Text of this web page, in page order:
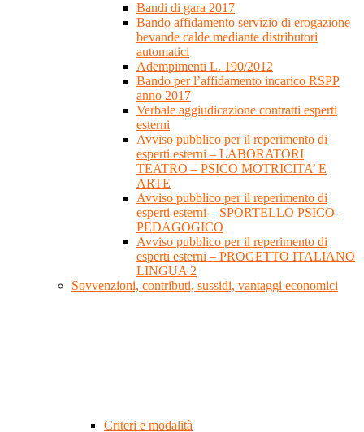
Bandi di gara 2017
Bando affidamento servizio di erogazione
bevande calde mediante distributori
automatici
Adempimenti L. 190/2012
Bando per l’affidamento incarico RSPP
anno 2017
Verbale aggiudicazione contratti esperti
esterni
Avviso pubblico per il reperimento di
esperti esterni – LABORATORI
TEATRO – PSICO MOTRICITA’ E
ARTE
Avviso pubblico per il reperimento di
esperti esterni – SPORTELLO PSICO-
PEDAGOGICO
Avviso pubblico per il reperimento di
esperti esterni – PROGETTO ITALIANO
LINGUA 2
Sovvenzioni, contributi, sussidi, vantaggi economici
Criteri e modalità